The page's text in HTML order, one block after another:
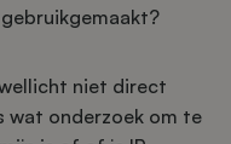
niet direct
wat onderzoek om te